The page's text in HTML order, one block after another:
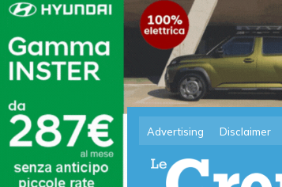
Advertising Disclaimer